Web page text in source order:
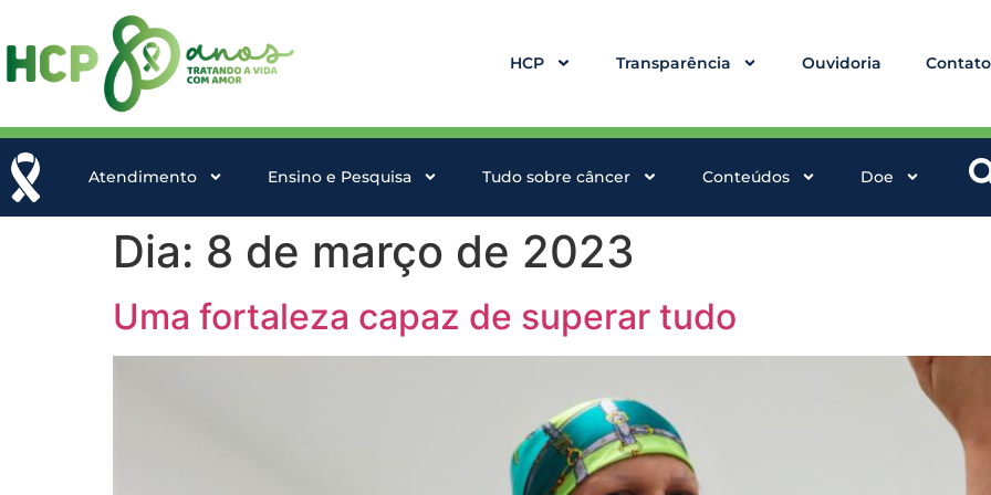
HCP Transparência Ouvidoria Contato
Atendimento Ensino e Pesquisa Tudo sobre câncer Conteúdos Doe
Dia: 8 de março de 2023
Uma fortaleza capaz de superar tudo